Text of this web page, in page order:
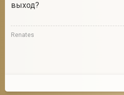
выход?
Renates